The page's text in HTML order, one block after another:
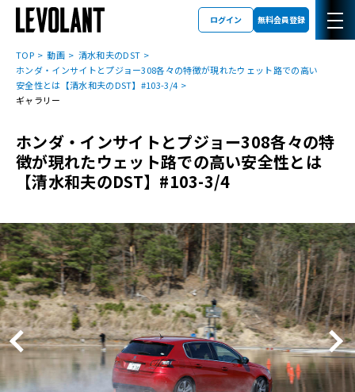
ログイン 無料会員登録
TOP 動画
清水和夫のDST
ホンダ・インサイトとプジョー308各々の特徴が現れたウェット路での高い
安全性とは【清水和夫のDST】#103-3/4
ギャラリー
ホンダ・インサイトとプジョー308各々の特
徴が現れたウェット路での高い安全性とは
【清水和夫のDST】#103-3/4